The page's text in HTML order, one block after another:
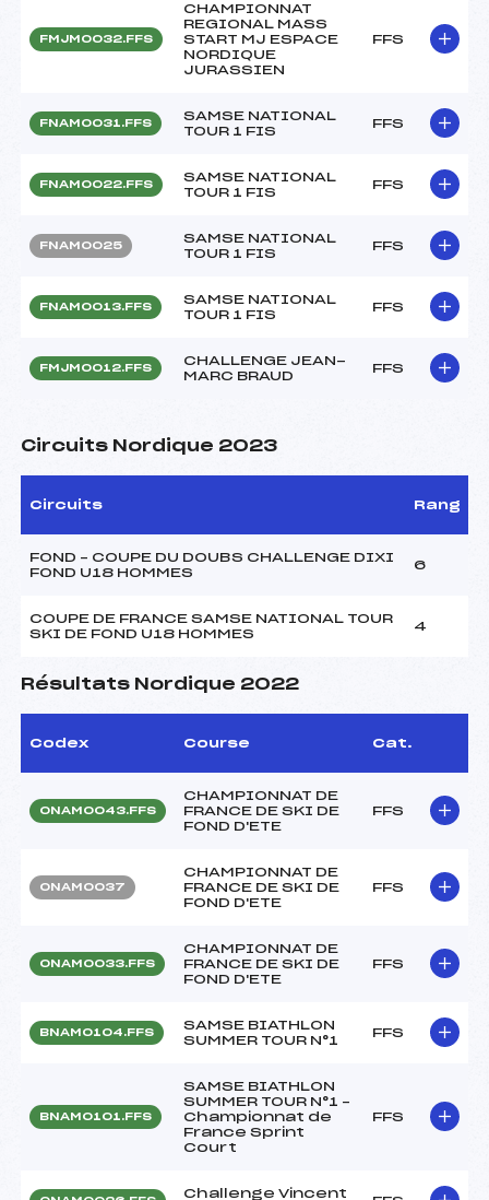
FMJM0032.FFS
CHAMPIONNAT
REGIONAL MASS
START MJ ESPACE
NORDIQUE
JURASSIEN
FFS
FNAM0031.FFS
SAMSE NATIONAL
TOUR 1 FIS
FFS
FNAM0022.FFS
SAMSE NATIONAL
TOUR 1 FIS
FFS
FNAM0025
SAMSE NATIONAL
TOUR 1 FIS
FFS
FNAM0013.FFS
SAMSE NATIONAL
TOUR 1 FIS
FFS
FMJM0012.FFS
CHALLENGE JEAN-
MARC BRAUD
FFS
Circuits Nordique 2023
Circuits Rang
FOND – COUPE DU DOUBS CHALLENGE DIXI
FOND U18 HOMMES
6
COUPE DE FRANCE SAMSE NATIONAL TOUR
SKI DE FOND U18 HOMMES
4
Résultats Nordique 2022
Codex Course Cat.
ONAM0043.FFS
CHAMPIONNAT DE
FRANCE DE SKI DE
FOND D'ETE
FFS
ONAM0037
CHAMPIONNAT DE
FRANCE DE SKI DE
FOND D'ETE
FFS
ONAM0033.FFS
CHAMPIONNAT DE
FRANCE DE SKI DE
FOND D'ETE
FFS
BNAM0104.FFS
SAMSE BIATHLON
SUMMER TOUR N°1
FFS
BNAM0101.FFS
SAMSE BIATHLON
SUMMER TOUR N°1 –
Championnat de
France Sprint
Court
FFS
Challenge Vincent